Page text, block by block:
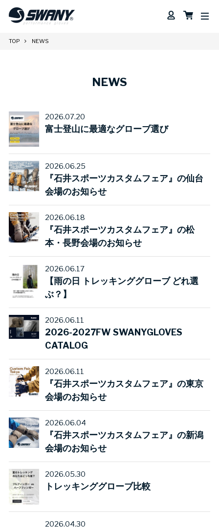
TOP NEWS
NEWS
2026.07.20
富士登山に最適なグローブ選び
2026.06.25
『石井スポーツカスタムフェア』の仙台
会場のお知らせ
2026.06.18
『石井スポーツカスタムフェア』の松
本・長野会場のお知らせ
2026.06.17
【雨の日 トレッキンググローブ どれ選
ぶ？】
2026.06.11
2026-2027FW SWANYGLOVES
CATALOG
2026.06.11
『石井スポーツカスタムフェア』の東京
会場のお知らせ
2026.06.04
『石井スポーツカスタムフェア』の新潟
会場のお知らせ
2026.05.30
トレッキンググローブ比較
2026.04.30